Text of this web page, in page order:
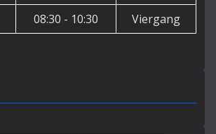
08:30 - 10:30 Viergang